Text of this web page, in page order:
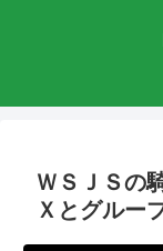
ＷＳＪＳの
Ｘとグルー